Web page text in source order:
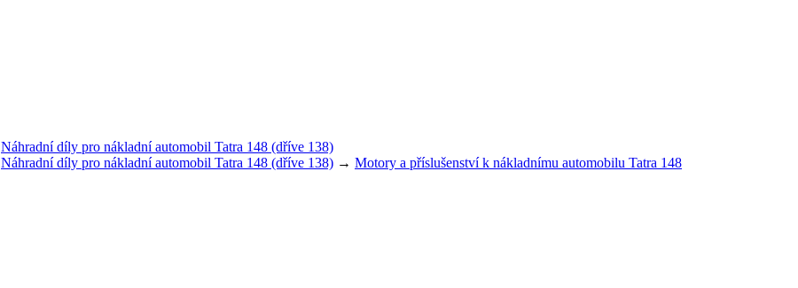
Náhradní díly pro nákladní automobil Tatra 148 (dříve 138)
Náhradní díly pro nákladní automobil Tatra 148 (dříve 138) → Motory a příslušenství k nákladnímu automobilu Tatra 148